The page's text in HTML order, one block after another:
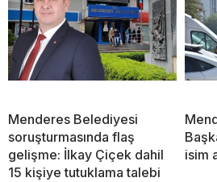
Menderes Belediyesi
soruşturmasında flaş
gelişme: İlkay Çiçek dahil
15 kişiye tutuklama talebi
isim